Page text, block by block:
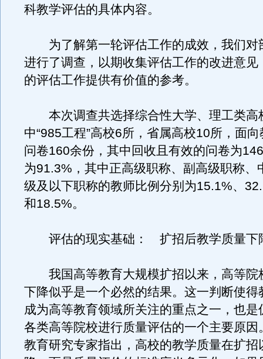
科教学评估的具体内容。
为了解第一轮评估工作的成效，我们对
进行了调查，以期收集评估工作的改进意见
的评估工作提供有价值的参考。
本次调查共选择综合性大学、理工类高
中“985工程”高校6所，省属高校10所，面
问卷160余份，其中回收且有效的问卷为
为91.3%，其中正高级职称、副高级职称、
级及以下职称的教师比例分别为15.1%、
和18.5%。
评估的现实基础： 扩招后教学质量下
我国高等教育大规模扩招以来，高等院
下降似乎是一个必然的结果。这一判断使得
成为高等教育领域所关注的重点之一，也是
各类高等院校进行质量评估的一个主要原因
教育研究专家指出，高校的教学质量在扩招